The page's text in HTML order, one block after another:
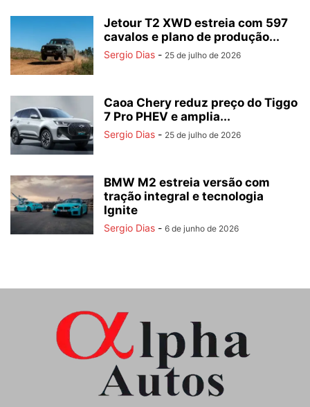
Jetour T2 XWD estreia com 597
cavalos e plano de produção...
Sergio Dias - 25 de julho de 2026
Caoa Chery reduz preço do Tiggo
7 Pro PHEV e amplia...
Sergio Dias - 25 de julho de 2026
BMW M2 estreia versão com
tração integral e tecnologia
Ignite
Sergio Dias - 6 de junho de 2026